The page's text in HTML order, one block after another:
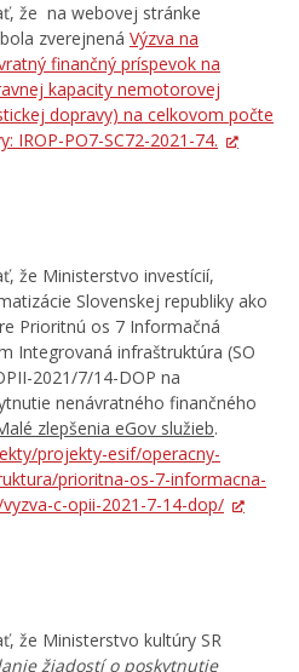
že na webovej stránke
zverejnená Výzva na
finančný príspevok na
kapacity nemotorovej
dopravy) na celkovom počte
IROP-PO7-SC72-2021-74.
že Ministerstvo investícií,
Slovenskej republiky ako
Prioritnú os 7 Informačná
Integrovaná infraštruktúra (SO
2021/7/14-DOP na
nenávratného finančného
zlepšenia eGov služieb.
projekty-esif/operacny-
prioritna-os-7-informacna-
c-opii-2021-7-14-dop/
že Ministerstvo kultúry SR
žiadostí o poskytnutie